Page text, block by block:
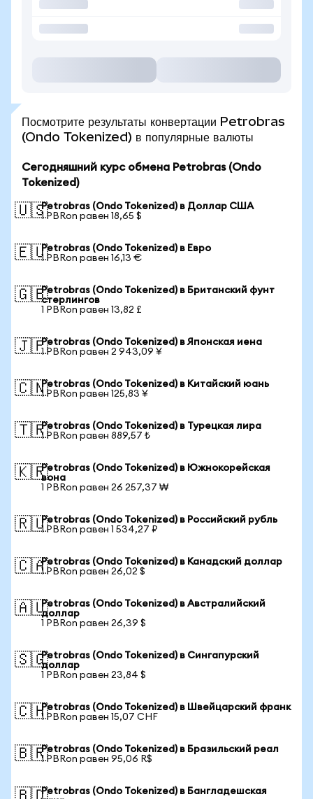
Посмотрите результаты конвертации Petrobras
(Ondo Tokenized) в популярные валюты
Сегодняшний курс обмена Petrobras (Ondo
Tokenized)
🇺🇸Petrobras (Ondo Tokenized) в Доллар США
1 PBRon равен 18,65 $
🇪🇺Petrobras (Ondo Tokenized) в Евро
1 PBRon равен 16,13 €
🇬🇧Petrobras (Ondo Tokenized) в Британский фунт
стерлингов
1 PBRon равен 13,82 £
🇯🇵Petrobras (Ondo Tokenized) в Японская иена
1 PBRon равен 2 943,09 ¥
🇨🇳Petrobras (Ondo Tokenized) в Китайский юань
1 PBRon равен 125,83 ¥
🇹🇷Petrobras (Ondo Tokenized) в Турецкая лира
1 PBRon равен 889,57 ₺
🇰🇷Petrobras (Ondo Tokenized) в Южнокорейская
вона
1 PBRon равен 26 257,37 ₩
🇷🇺Petrobras (Ondo Tokenized) в Российский рубль
1 PBRon равен 1 534,27 ₽
🇨🇦Petrobras (Ondo Tokenized) в Канадский доллар
1 PBRon равен 26,02 $
🇦🇺Petrobras (Ondo Tokenized) в Австралийский
доллар
1 PBRon равен 26,39 $
🇸🇬Petrobras (Ondo Tokenized) в Сингапурский
доллар
1 PBRon равен 23,84 $
🇨🇭Petrobras (Ondo Tokenized) в Швейцарский франк
1 PBRon равен 15,07 CHF
🇧🇷Petrobras (Ondo Tokenized) в Бразильский реал
1 PBRon равен 95,06 R$
Petrobras (Ondo Tokenized) в Бангладешская